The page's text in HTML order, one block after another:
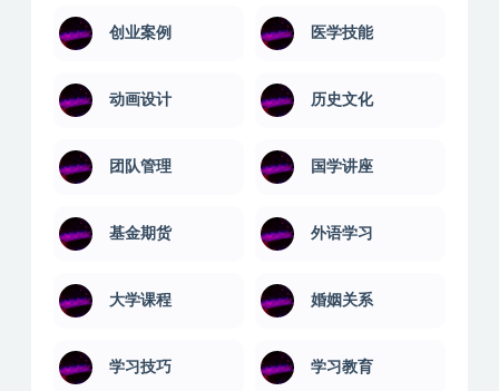
创业案例 医学技能
动画设计 历史文化
团队管理 国学讲座
基金期货 外语学习
大学课程 婚姻关系
学习技巧 学习教育